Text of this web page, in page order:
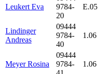
Leukert Eva
9784-
20
E.05
Lindinger
Andreas
09444
9784-
40
1.06
Meyer Rosina
09444
9784-
1.06